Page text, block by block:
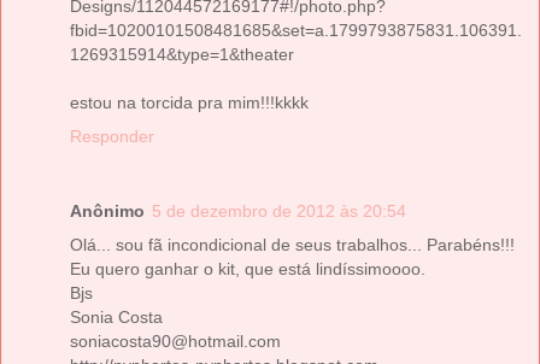
Designs/112044572169177#!/photo.php?
fbid=10200101508481685&set=a.1799793875831.106391.
1269315914&type=1&theater
estou na torcida pra mim!!!kkkk
Responder
Anônimo 5 de dezembro de 2012 às 20:54
Olá... sou fã incondicional de seus trabalhos... Parabéns!!!
Eu quero ganhar o kit, que está lindíssimoooo.
Bjs
Sonia Costa
soniacosta90@hotmail.com